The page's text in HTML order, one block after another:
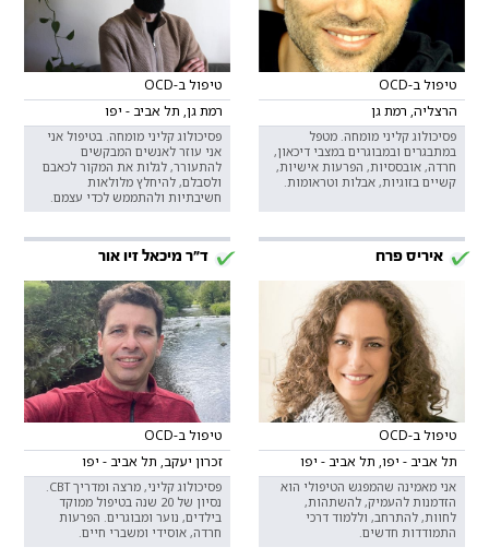
טיפול ב-OCD
הרצליה, רמת גן
פסיכולוג קליני מומחה. מטפל
במתבגרים ובמבוגרים במצבי דיכאון,
חרדה, אובססיות, הפרעות אישיות,
קשיים בזוגיות, אבלות וטראומות.
טיפול ב-OCD
רמת גן, תל אביב - יפו
פסיכולוג קליני מומחה. בטיפול אני
אני עוזר לאנשים המבקשים
להתעורר, לגלות את המקור לכאבם
ולסבלם, להיחלץ מלולאות
חשיבתיות ולהתממש לכדי עצמם.
איריס פרח
טיפול ב-OCD
תל אביב - יפו, תל אביב - יפו
אני מאמינה שהמפגש הטיפולי הוא
הזדמנות להעמיק, להשתהות,
לחוות, להתרחב, וללמוד דרכי
התמודדות חדשים.
ד"ר מיכאל זיו אור
טיפול ב-OCD
זכרון יעקב, תל אביב - יפו
נסיון של 20 שנה בטיפול ממוקד
בילדים, נוער ומבוגרים. הפרעות
חרדה, אוסידי ומשברי חיים.